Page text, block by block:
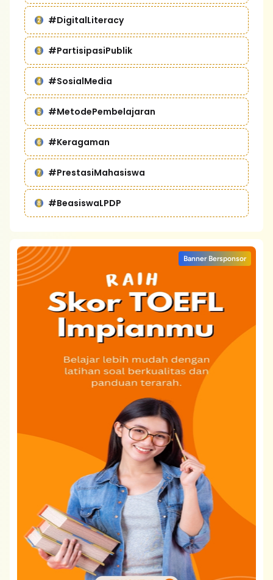
#DigitalLiteracy
#PartisipasiPublik
#SosialMedia
#MetodePembelajaran
#Keragaman
#PrestasiMahasiswa
#BeasiswaLPDP
Banner Bersponsor